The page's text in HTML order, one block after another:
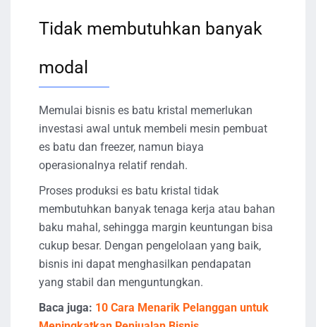
Tidak membutuhkan banyak
modal
Memulai bisnis es batu kristal memerlukan
investasi awal untuk membeli mesin pembuat
es batu dan freezer, namun biaya
operasionalnya relatif rendah.
Proses produksi es batu kristal tidak
membutuhkan banyak tenaga kerja atau bahan
baku mahal, sehingga margin keuntungan bisa
cukup besar. Dengan pengelolaan yang baik,
bisnis ini dapat menghasilkan pendapatan
yang stabil dan menguntungkan.
Baca juga: 10 Cara Menarik Pelanggan untuk